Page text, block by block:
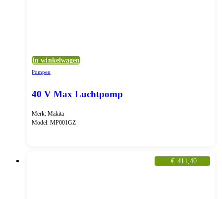
In winkelwagen
Pompen
40 V Max Luchtpomp
Merk: Makita
Model: MP001GZ
€ 411,40